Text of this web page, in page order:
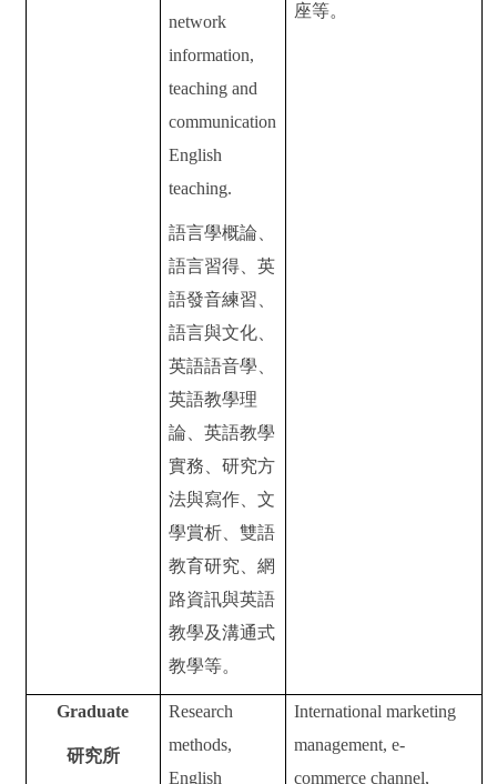
network
information,
teaching and
communication
English
teaching.
語言學概論、
語言習得、英
語發音練習、
語言與文化、
英語語音學、
英語教學理
論、英語教學
實務、研究方
法與寫作、文
學賞析、雙語
教育研究、網
路資訊與英語
教學及溝通式
教學等。
座等。
Graduate
研究所
Research
methods,
English
International marketing
management, e-
commerce channel,